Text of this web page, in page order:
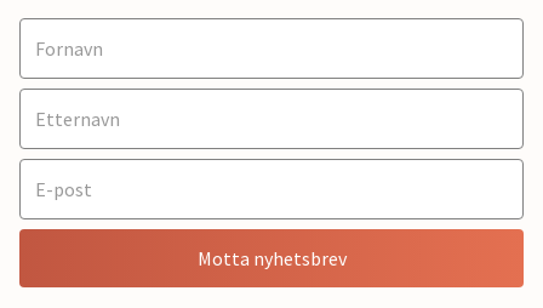
Motta nyhetsbrev